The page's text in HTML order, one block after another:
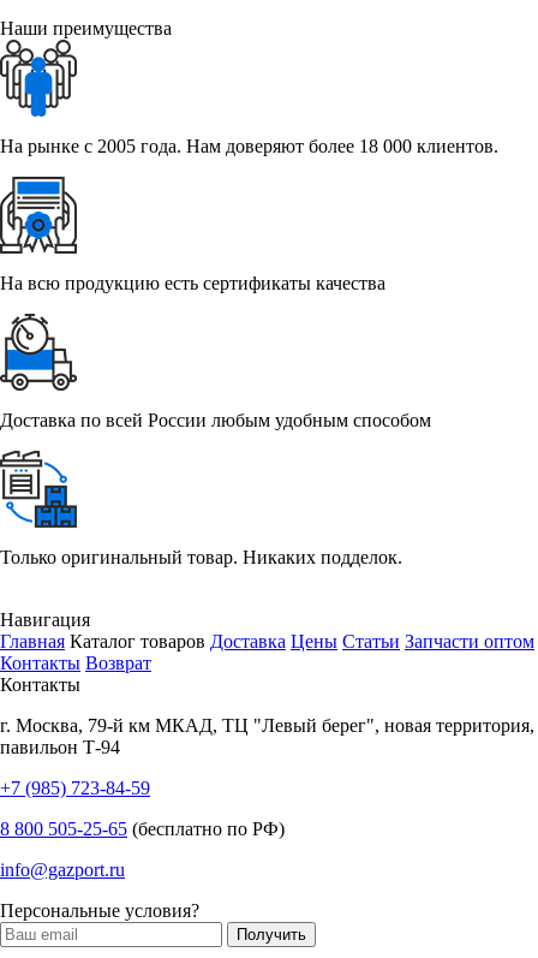
Наши преимущества
На рынке с 2005 года. Нам доверяют более 18 000 клиентов.
На всю продукцию есть сертификаты качества
Доставка по всей России любым удобным способом
Только оригинальный товар. Никаких подделок.
Навигация
Главная Каталог товаров Доставка Цены Статьи Запчасти оптом
Контакты Возврат
Контакты
г. Москва, 79-й км МКАД, ТЦ "Левый берег", новая территория,
павильон Т-94
+7 (985) 723-84-59
8 800 505-25-65 (бесплатно по РФ)
info@gazport.ru
Персональные условия?